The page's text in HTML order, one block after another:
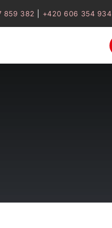
859 382 +420 606 354 934